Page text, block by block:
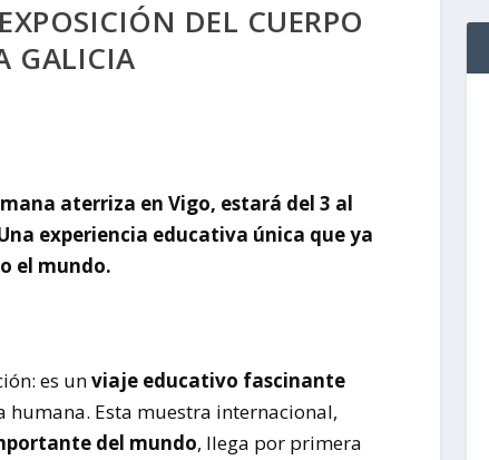
DEL CUERPO
GALICIA
aterriza en Vigo, estará del 3 al
experiencia educativa única que ya
el mundo.
es unviaje educativo fascinante
Esta muestra internacional,
del mundo, llega por primera